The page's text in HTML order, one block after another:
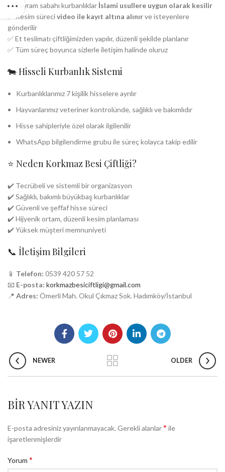
✅ Bayram sabahı kurbanlıklar İslami usullere uygun olarak kesilir
✅ Kesim sürecivideo ile kayıt altına alınırve isteyenlere
gönderilir
✅ Et teslimatı çiftliğimizden yapılır, düzenli şekilde planlanır
✅ Tüm süreç boyunca sizlerle iletişim halinde oluruz
🐄 Hisseli Kurbanlık Sistemi
Kurbanlıklarımız 7 kişilik hisselere ayrılır
Hayvanlarımız veteriner kontrolünde, sağlıklı ve bakımlıdır
Hisse sahipleriyle özel olarak ilgilenilir
WhatsApp bilgilendirme grubu ile süreç kolayca takip edilir
⭐ Neden Korkmaz Besi Çiftliği?
✔️ Tecrübeli ve sistemli bir organizasyon
✔️ Sağlıklı, bakımlı büyükbaş kurbanlıklar
✔️ Güvenli ve şeffaf hisse süreci
✔️ Hijyenik ortam, düzenli kesim planlaması
✔️ Yüksek müşteri memnuniyeti
📞 İletişim Bilgileri
📱 Telefon: 0539 420 57 52
📧 E-posta: korkmazbesiciftligi@gmail.com
📍 Adres: Ömerli Mah. Okul Çıkmaz Sok. Hadımköy/İstanbul
NEWER OLDER
BIR YANIT YAZIN
E-posta adresiniz yayınlanmayacak. Gerekli alanlar* ile
işaretlenmişlerdir
Yorum *